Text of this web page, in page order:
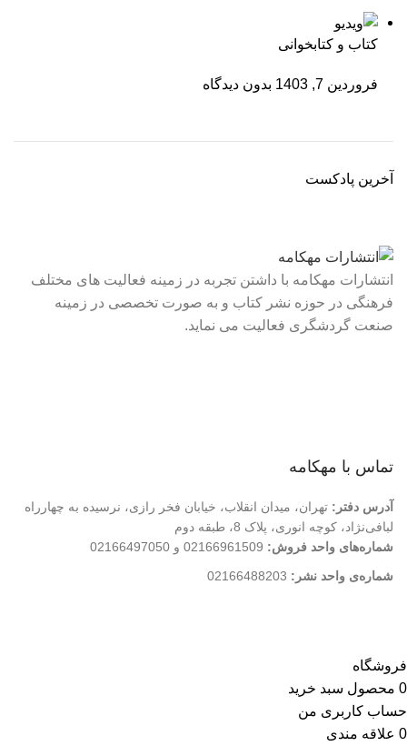
کتاب و کتابخوانی
فروردین 7, 1403 بدون دیدگاه
آخرین پادکست
انتشارات مهکامه با داشتن تجربه در زمینه فعالیت های مختلف
فرهنگی در حوزه نشر کتاب و به صورت تخصصی در زمینه
صنعت گردشگری فعالیت می نماید.
تماس با مهکامه
آدرس دفتر: تهران، میدان انقلاب، خیابان فخر رازی، نرسیده به چهارراه
لبافی‌نژاد، کوچه انوری، پلاک 8، طبقه دوم
شماره‌های واحد فروش: 02166961509 و 02166497050
شماره‌‌ی واحد نشر:
فروشگاه
0 محصول سبد خرید
حساب کاربری من
0 علاقه مندی